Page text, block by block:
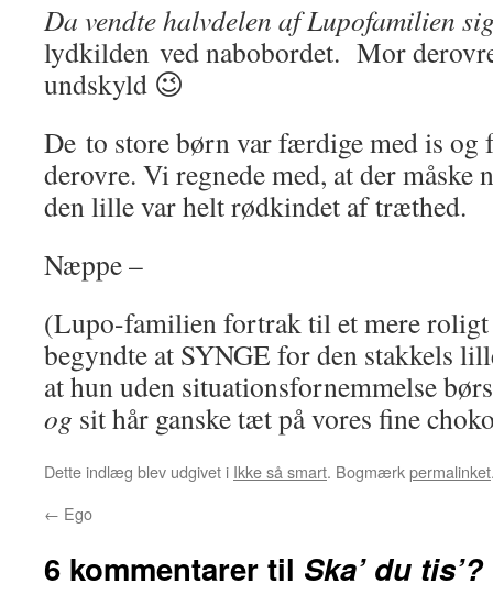
Da vendte halvdelen af Lupofamilien
lydkilden ved nabobordet. Mor
undskyld 😉
De to store børn var færdige med is og
derovre. Vi regnede med, at der
den lille var helt rødkindet af træthed.
Næppe –
(Lupo-familien fortrak til et mere roligt
begyndte at SYNGE for den stakkels
at hun uden situationsfornemmelse
og sit hår ganske tæt på vores fine
Dette indlæg blev udgivet i Ikke så smart. Bogmærkpermalinket
← Ego
6 kommentarer til Ska’ du